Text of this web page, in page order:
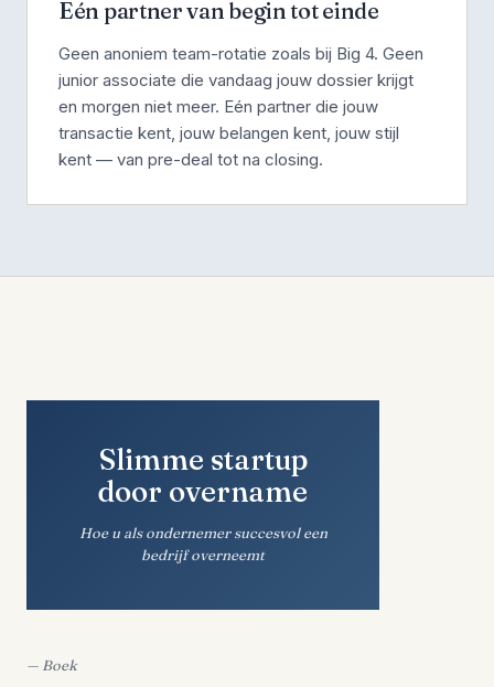
Eén partner van begin tot einde
Geen anoniem team-rotatie zoals bij Big 4. Geen
junior associate die vandaag jouw dossier krijgt
en morgen niet meer. Eén partner die jouw
transactie kent, jouw belangen kent, jouw stijl
kent — van pre-deal tot na closing.
Slimme startup
door overname
Hoe u als ondernemer succesvol een
bedrijf overneemt
— Boek